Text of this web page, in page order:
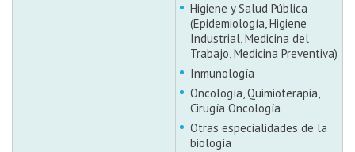
Higiene y Salud Pública
(Epidemiología, Higiene
Industrial, Medicina del
Trabajo, Medicina Preventiva)
Inmunología
Oncología, Quimioterapia,
Cirugía Oncología
Otras especialidades de la
biología